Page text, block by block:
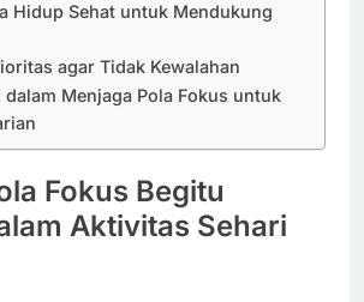
Hidup Sehat untuk Mendukung
agar Tidak Kewalahan
Menjaga Pola Fokus untuk
Fokus Begitu
Aktivitas Sehari